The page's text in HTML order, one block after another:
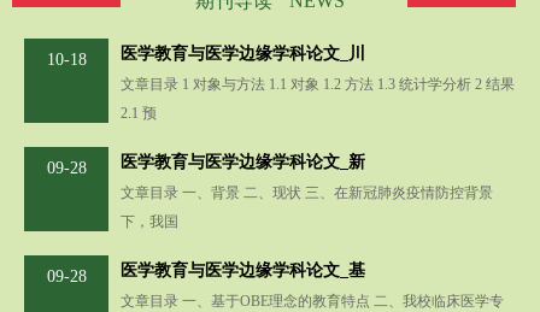
10-18 医学教育与医学边缘学科论文_川
文章目录 1 对象与方法 1.1 对象 1.2 方法 1.3 统计学分析 2 结果
2.1 预
09-28 医学教育与医学边缘学科论文_新
文章目录 一、背景 二、现状 三、在新冠肺炎疫情防控背景
下，我国
09-28 医学教育与医学边缘学科论文_基
文章目录 一、基于OBE理念的教育特点 二、我校临床医学专